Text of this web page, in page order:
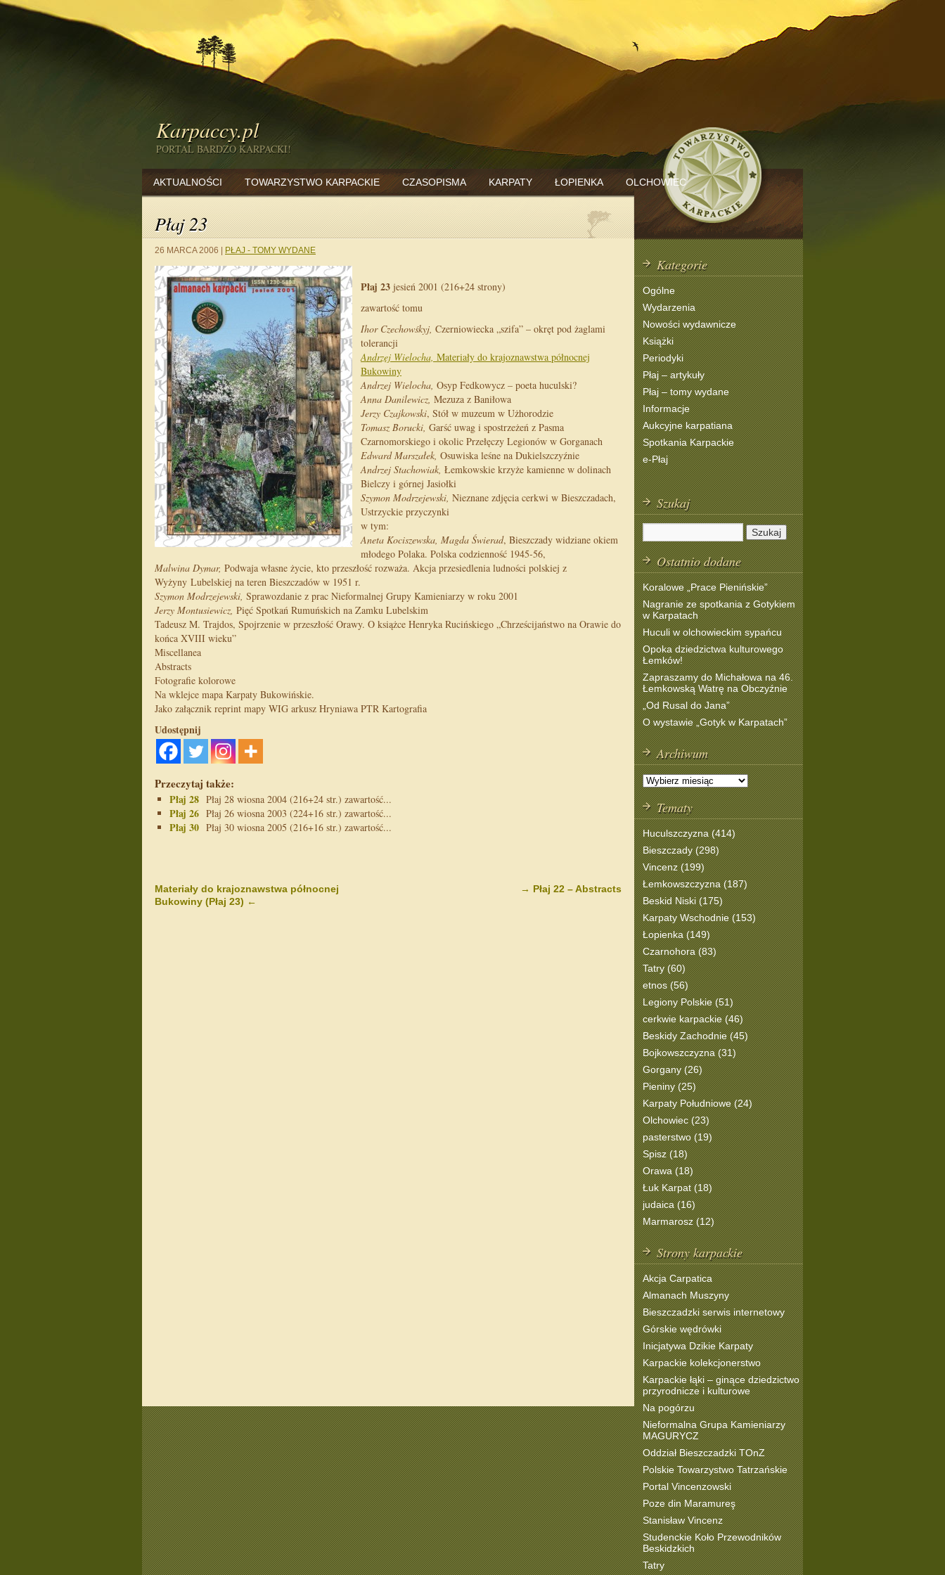
Karpaccy.pl
PORTAL BARDZO KARPACKI!
AKTUALNOŚCI TOWARZYSTWO KARPACKIE CZASOPISMA KARPATY ŁOPIENKA OLCHOWIEC
Płaj 23
26 MARCA 2006 PŁAJ - TOMY WYDANE
Płaj 23 jesień 2001 (216+24 strony)
zawartość tomu
Ihor Czechowśkyj, Czerniowiecka „szifa” – okręt pod żaglami
tolerancji
Andrzej Wielocha, Materiały do krajoznawstwa północnej
Bukowiny
Andrzej Wielocha, Osyp Fedkowycz – poeta huculski?
Anna Danilewicz, Mezuza z Baniłowa
Jerzy Czajkowski, Stół w muzeum w Użhorodzie
Tomasz Borucki, Garść uwag i spostrzeżeń z Pasma
Czarnomorskiego i okolic Przełęczy Legionów w Gorganach
Edward Marszałek, Osuwiska leśne na Dukielszczyźnie
Andrzej Stachowiak, Łemkowskie krzyże kamienne w dolinach
Bielczy i górnej Jasiołki
Szymon Modrzejewski, Nieznane zdjęcia cerkwi w Bieszczadach,
Ustrzyckie przyczynki
w tym:
Aneta Kociszewska, Magda Świerad, Bieszczady widziane okiem
młodego Polaka. Polska codzienność 1945-56,
Malwina Dymar, Podwaja własne życie, kto przeszłość rozważa. Akcja przesiedlenia ludności polskiej z
Wyżyny Lubelskiej na teren Bieszczadów w 1951 r.
Szymon Modrzejewski, Sprawozdanie z prac Nieformalnej Grupy Kamieniarzy w roku 2001
Jerzy Montusiewicz, Pięć Spotkań Rumuńskich na Zamku Lubelskim
Tadeusz M. Trajdos, Spojrzenie w przeszłość Orawy. O książce Henryka Rucińskiego „Chrześcijaństwo na Orawie do
końca XVIII wieku”
Miscellanea
Abstracts
Fotografie kolorowe
Na wklejce mapa Karpaty Bukowińskie.
Jako załącznik reprint mapy WIG arkusz Hryniawa PTR Kartografia
Udostępnij
Przeczytaj także:
Płaj 28 Płaj 28 wiosna 2004 (216+24 str.) zawartość...
Płaj 26 Płaj 26 wiosna 2003 (224+16 str.) zawartość...
Płaj 30 Płaj 30 wiosna 2005 (216+16 str.) zawartość...
→ Płaj 22 – Abstracts
Materiały do krajoznawstwa północnej
Bukowiny (Płaj 23) ←
Kategorie
Ogólne
Wydarzenia
Nowości wydawnicze
Książki
Periodyki
Płaj – artykuły
Płaj – tomy wydane
Informacje
Aukcyjne karpatiana
Spotkania Karpackie
e-Płaj
Szukaj
Ostatnio dodane
Koralowe „Prace Pienińskie”
Nagranie ze spotkania z Gotykiem
w Karpatach
Huculi w olchowieckim sypańcu
Opoka dziedzictwa kulturowego
Łemków!
Zapraszamy do Michałowa na 46.
Łemkowską Watrę na Obczyźnie
„Od Rusal do Jana”
O wystawie „Gotyk w Karpatach”
Archiwum
Tematy
Huculszczyzna (414)
Bieszczady (298)
Vincenz (199)
Łemkowszczyzna (187)
Beskid Niski (175)
Karpaty Wschodnie (153)
Łopienka (149)
Czarnohora (83)
Tatry (60)
etnos (56)
Legiony Polskie (51)
cerkwie karpackie (46)
Beskidy Zachodnie (45)
Bojkowszczyzna (31)
Gorgany (26)
Pieniny (25)
Karpaty Południowe (24)
Olchowiec (23)
pasterstwo (19)
Spisz (18)
Orawa (18)
Łuk Karpat (18)
judaica (16)
Marmarosz (12)
Strony karpackie
Akcja Carpatica
Almanach Muszyny
Bieszczadzki serwis internetowy
Górskie wędrówki
Inicjatywa Dzikie Karpaty
Karpackie kolekcjonerstwo
Karpackie łąki – ginące dziedzictwo
przyrodnicze i kulturowe
Na pogórzu
Nieformalna Grupa Kamieniarzy
MAGURYCZ
Oddział Bieszczadzki TOnZ
Polskie Towarzystwo Tatrzańskie
Portal Vincenzowski
Poze din Maramureş
Stanisław Vincenz
Studenckie Koło Przewodników
Beskidzkich
Tatry